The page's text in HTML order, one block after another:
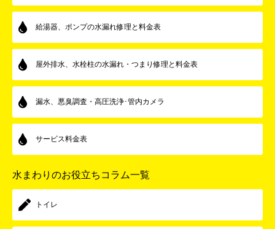
給湯器、ポンプの水漏れ修理と料金表
屋外排水、水栓柱の水漏れ・つまり修理と料金表
漏水、悪臭調査・高圧洗浄･管内カメラ
サービス料金表
水まわりのお役立ちコラム一覧
トイレ